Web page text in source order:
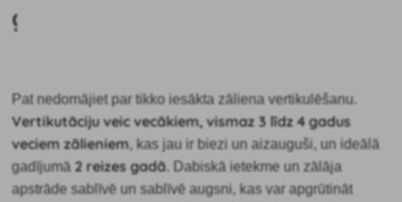
griešana?
Pat nedomājiet par tikko iesākta zāliena vertikulēšanu.
Vertikutāciju veic vecākiem, vismaz 3 līdz 4 gadus
veciem zālieniem, kas jau ir biezi un aizauguši, un ideālā
gadījumā 2 reizes gadā. Dabiskā ietekme un zālāja
apstrāde sablīvē un sablīvē augsni, kas var apgrūtināt